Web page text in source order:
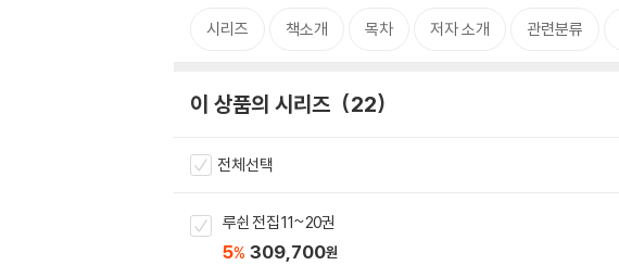
시리즈 책소개 목차 저자 소개 관련분류
이 상품의 시리즈 22
전체선택
루쉰 전집 11~20권
5% 309,700원